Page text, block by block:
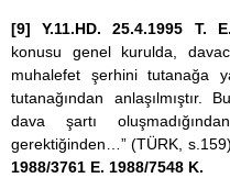
[9] Y.11.HD. 25.4.1995 T.
konusu genel kurulda,
muhalefet şerhini tutanağa
tutanağından anlaşılmıştır.
dava şartı
gerektiğinden…” (TÜRK,
1988/3761 E. 1988/7548 K.